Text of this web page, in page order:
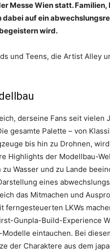
Messe Wien statt. Familien,
auf ein
wird.
und Teens, die Artist Alley
derseine Fans seit vielen
gesamte Palette – von
bis hin zu Drohnen,
Highlights der Modellbau-
Wasser und zu Lande
eines
das Mitmachen und
ferngesteuerten LKWs
Gunpla-Build-Experience
eintauchen. Bei
der Charaktere aus dem